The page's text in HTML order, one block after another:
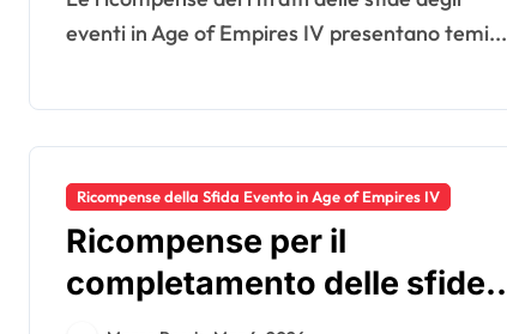
eventi in Age of Empires IV presentano temi...
Ricompense della Sfida Evento in Age of Empires IV
Ricompense per il
completamento delle sfide
di Age Of Empires IV: